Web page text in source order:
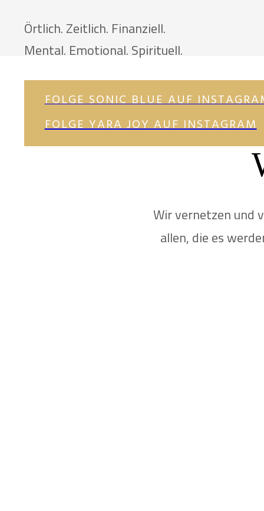
Örtlich. Zeitlich. Finanziell.
Mental. Emotional. Spirituell.
FOLGE SONIC BLUE AUF
FOLGE YARA JOY AUF INSTAGRAM
Wir vernetzen und
allen, die es